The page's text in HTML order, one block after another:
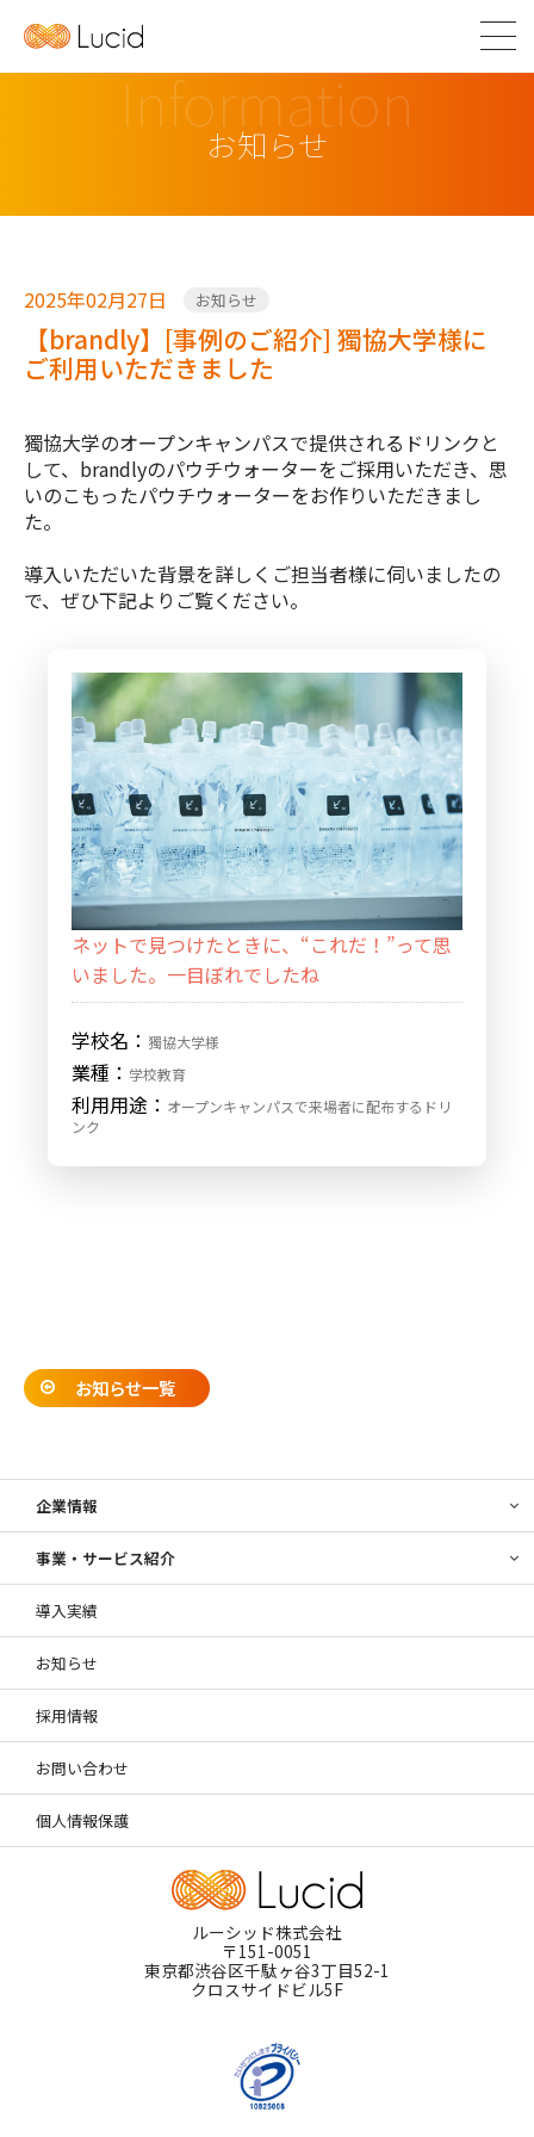
Information
お知らせ
2025年02月27日 お知らせ
【brandly】[事例のご紹介] 獨協大学様に
ご利用いただきました
獨協大学のオープンキャンパスで提供されるドリンクと
して、brandlyのパウチウォーターをご採用いただき、思
いのこもったパウチウォーターをお作りいただきまし
た。
導入いただいた背景を詳しくご担当者様に伺いましたの
で、ぜひ下記よりご覧ください。
ネットで見つけたときに、“これだ！”って思
いました。一目ぼれでしたね
学校名： 獨協大学様
業種： 学校教育
利用用途： オープンキャンパスで来場者に配布するドリ
ンク
お知らせ一覧
企業情報
事業・サービス紹介
導入実績
お知らせ
採用情報
お問い合わせ
個人情報保護
ルーシッド株式会社
〒151-0051
東京都渋谷区千駄ヶ谷3丁目52-1
クロスサイドビル5F